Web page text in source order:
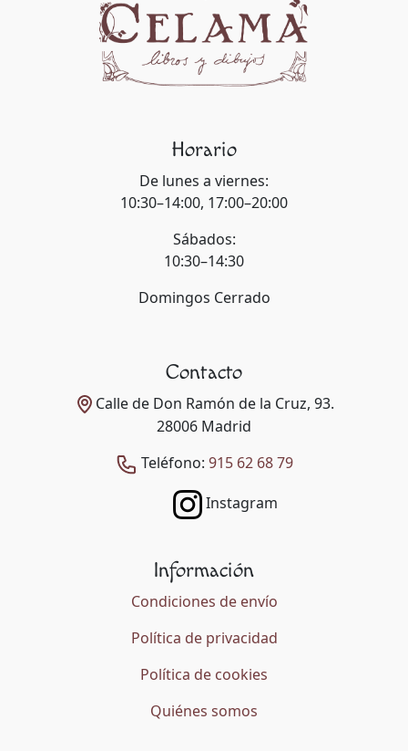
Horario
De lunes a viernes:
10:30–14:00, 17:00–20:00
Sábados:
10:30–14:30
Domingos Cerrado
Contacto
Calle de Don Ramón de la Cruz, 93.
28006 Madrid
Teléfono: 915 62 68 79
Instagram
Información
Condiciones de envío
Política de privacidad
Política de cookies
Quiénes somos